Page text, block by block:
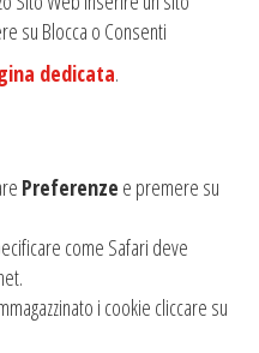
su Blocca o Consenti
dedicata.
Preferenze e premere su
come Safari deve
i cookie cliccare su